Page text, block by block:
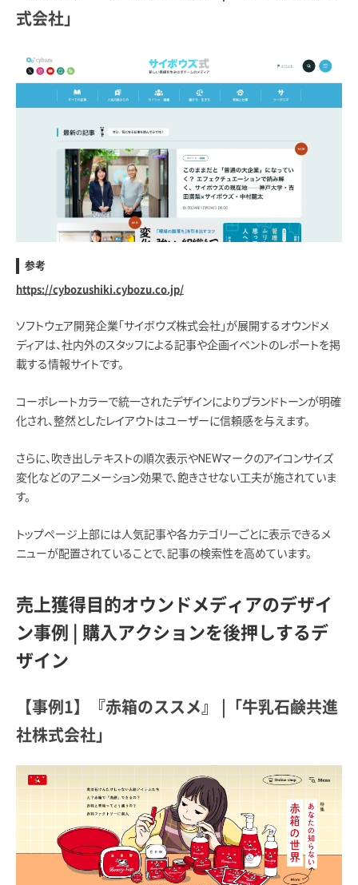
式会社」
参考
https://cybozushiki.cybozu.co.jp/
ソフトウェア開発企業「サイボウズ株式会社」が展開するオウンドメ
ディアは、社内外のスタッフによる記事や企画イベントのレポートを掲
載する情報サイトです。
コーポレートカラーで統一されたデザインによりブランドトーンが明確
化され、整然としたレイアウトはユーザーに信頼感を与えます。
さらに、吹き出しテキストの順次表示やNEWマークのアイコンサイズ
変化などのアニメーション効果で、飽きさせない工夫が施されていま
す。
トップページ上部には人気記事や各カテゴリーごとに表示できるメ
ニューが配置されていることで、記事の検索性を高めています。
売上獲得目的オウンドメディアのデザイ
ン事例 | 購入アクションを後押しするデ
ザイン
【事例1】『赤箱のススメ』 |「牛乳石鹸共進
社株式会社」